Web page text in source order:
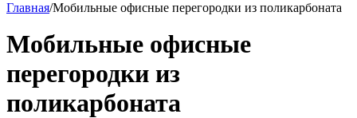
Главная/Мобильные офисные перегородки из поликарбоната
Мобильные офисные
перегородки из
поликарбоната